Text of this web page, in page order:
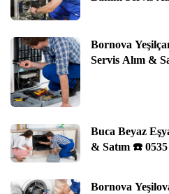
Bornova
Servis Alım &
Buca Beyaz
& Satım ☎️
Bornova